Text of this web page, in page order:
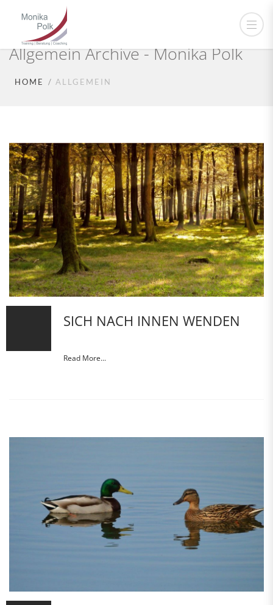
Allgemein Archive - Monika Polk
HOME ALLGEMEIN
SICH NACH INNEN WENDEN
Read More...